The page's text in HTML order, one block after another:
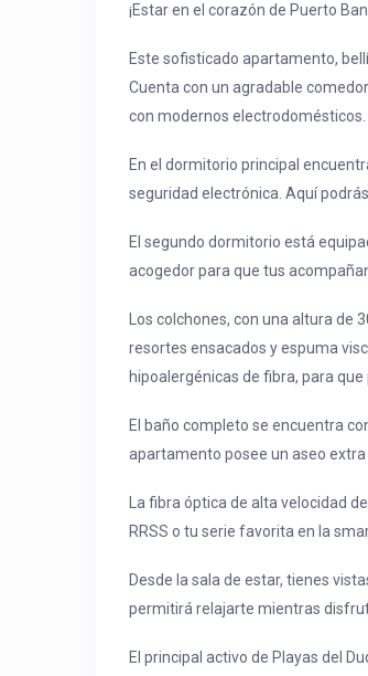
¡Estar en el corazón de Puerto
Este sofisticado apartamento,
Cuenta con un agradable
con modernos electrodomésticos.
En el dormitorio principal
seguridad electrónica. Aquí
El segundo dormitorio está
acogedor para que tus
Los colchones, con una altura
resortes ensacados y espuma
hipoalergénicas de fibra, para
El baño completo se encuentra
apartamento posee un aseo extra
La fibra óptica de alta velocidad
RRSS o tu serie favorita en la
Desde la sala de estar, tienes
permitirá relajarte mientras
El principal activo de Playas del